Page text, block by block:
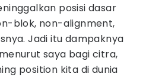
posisi dasar
blok, non-alignment,
Jadi itu dampaknya
saya bagi citra,
position kita di dunia